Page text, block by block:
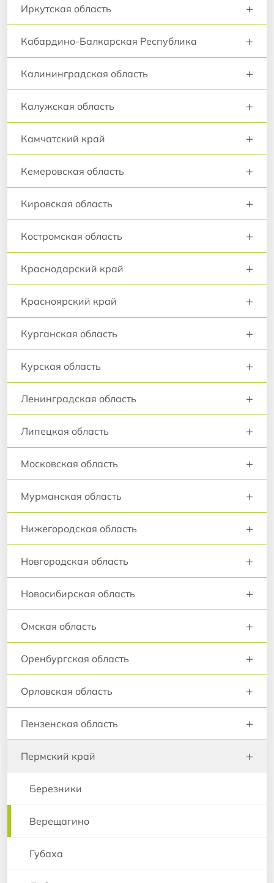
Иркутская область +
Кабардино-Балкарская Республика +
Калининградская область +
Калужская область +
Камчатский край +
Кемеровская область +
Кировская область +
Костромская область +
Краснодарский край +
Красноярский край +
Курганская область +
Курская область +
Ленинградская область +
Липецкая область +
Московская область +
Мурманская область +
Нижегородская область +
Новгородская область +
Новосибирская область +
Омская область +
Оренбургская область +
Орловская область +
Пензенская область +
Пермский край +
Березники
Верещагино
Губаха